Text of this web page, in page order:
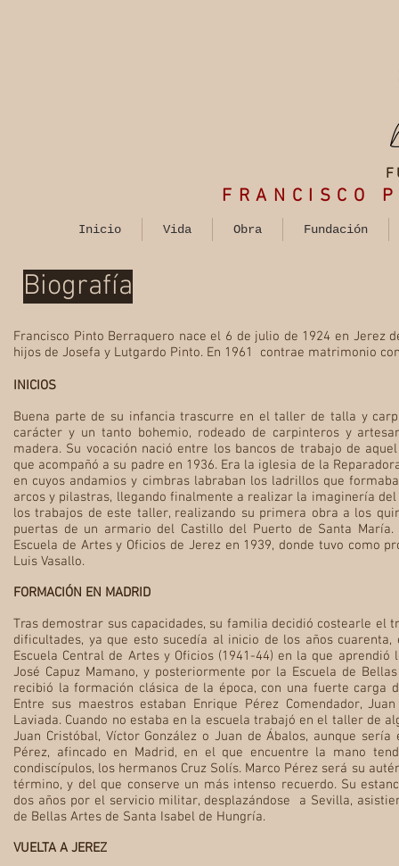
FRANCISCO
Inicio Vida Obra Fundación
Biografía
Francisco Pinto Berraquero nace el 6 de julio de 1924 en Jerez
hijos de Josefa y Lutgardo Pinto. En 1961 contrae matrimonio
INICIOS
Buena parte de su infancia trascurre en el taller de talla y
carácter y un tanto bohemio, rodeado de carpinteros y
madera. Su vocación nació entre los bancos de trabajo de
que acompañó a su padre en 1936. Era la iglesia de la
en cuyos andamios y cimbras labraban los ladrillos que
arcos y pilastras, llegando finalmente a realizar la imaginería
los trabajos de este taller, realizando su primera obra a los
puertas de un armario del Castillo del Puerto de Santa
Escuela de Artes y Oficios de Jerez en 1939, donde tuvo como
Luis Vasallo.
FORMACIÓN EN MADRID
Tras demostrar sus capacidades, su familia decidió costearle el
dificultades, ya que esto sucedía al inicio de los años
Escuela Central de Artes y Oficios (1941-44) en la que
José Capuz Mamano, y posteriormente por la Escuela de
recibió la formación clásica de la época, con una fuerte carga
Entre sus maestros estaban Enrique Pérez Comendador,
Laviada. Cuando no estaba en la escuela trabajó en el taller de
Juan Cristóbal, Víctor González o Juan de Ábalos, aunque
Pérez, afincado en Madrid, en el que encuentre la mano
condiscípulos, los hermanos Cruz Solís. Marco Pérez será su
término, y del que conserve un más intenso recuerdo. Su
dos años por el servicio militar, desplazándose a Sevilla,
de Bellas Artes de Santa Isabel de Hungría.
VUELTA A JEREZ